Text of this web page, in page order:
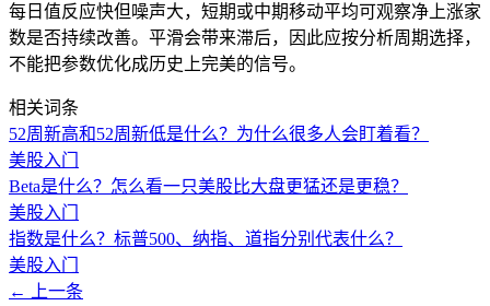
每日值反应快但噪声大，短期或中期移动平均可观察净上涨家
数是否持续改善。平滑会带来滞后，因此应按分析周期选择，
不能把参数优化成历史上完美的信号。
相关词条
52周新高和52周新低是什么？为什么很多人会盯着看？
美股入门
Beta是什么？怎么看一只美股比大盘更猛还是更稳？
美股入门
指数是什么？标普500、纳指、道指分别代表什么？
美股入门
← 上一条